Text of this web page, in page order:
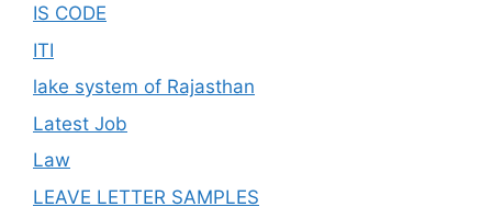
IS CODE
ITI
lake system of Rajasthan
Latest Job
Law
LEAVE LETTER SAMPLES